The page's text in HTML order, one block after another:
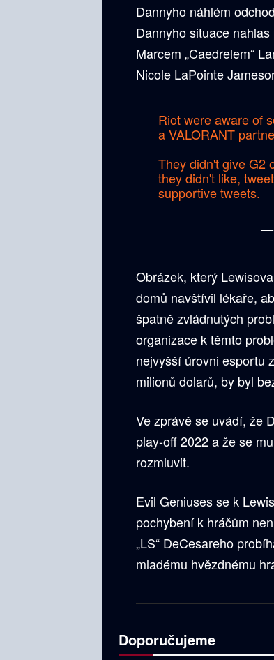
Dannyho náhlém
Dannyho situace
Marcem „Caedrelem“
Nicole LaPointe
Riot were aware of
a VALORANT
They didn't give G2
they didn't like,
supportive tweets.
—
Obrázek, který
domů navštívil lékaře,
špatně zvládnutých
organizace k těmto
nejvyšší úrovni esportu
milionů dolarů, by byl
Ve zprávě se uvádí, že
play-off 2022 a že se
rozmluvit.
Evil Geniuses se k
pochybení k hráčům
„LS“ DeCesareho
mladému hvězdnému
Doporučujeme